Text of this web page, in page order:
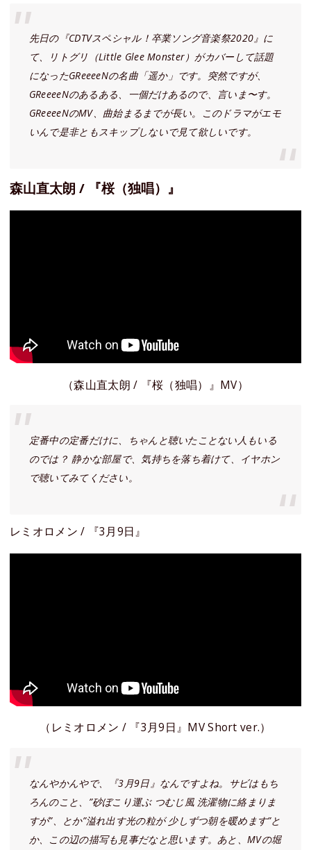
先日の『CDTVスペシャル！卒業ソング音楽祭2020』に
て、リトグリ（Little Glee Monster）がカバーして話題
になったGReeeeNの名曲「遥か」です。突然ですが、
GReeeeNのあるある、一個だけあるので、言いま〜す。
GReeeeNのMV、曲始まるまでが長い。このドラマがエモ
いんで是非ともスキップしないで見て欲しいです。
森山直太朗 / 『桜（独唱）』
（森山直太朗 / 『桜（独唱）』MV）
定番中の定番だけに、ちゃんと聴いたことない人もいる
のでは？ 静かな部屋で、気持ちを落ち着けて、イヤホン
で聴いてみてください。
レミオロメン / 『3月9日』
（レミオロメン / 『3月9日』MV Short ver.）
なんやかんやで、『3月9日』なんですよね。サビはもち
ろんのこと、”砂ぼこり運ぶ つむじ風 洗濯物に絡まりま
すが”、とか”溢れ出す光の粒が 少しずつ朝を暖めます”と
か、この辺の描写も見事だなと思います。あと、MVの堀